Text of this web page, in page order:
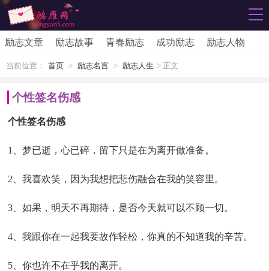
励志文章 励志故事 青春励志 成功励志 励志人物
当前位置： 首页 > 励志名言 > 励志人生 > 正文
个性签名伤感
个性签名伤感
1、梦已逝，心已碎，留下只是在为离开做准备。
2、我喜欢笑，因为我想把悲伤融合在我的笑容里。
3、如果，明天不再期待，是否今天就可以不顾一切。
4、我跟你在一起我要故作轻松，你真的不知道我的辛苦。
5、你也许不在乎我的离开。